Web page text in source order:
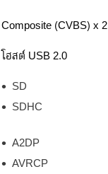
Composite (CVBS) x 2
โฮสต์ USB 2.0
SD
SDHC
A2DP
AVRCP